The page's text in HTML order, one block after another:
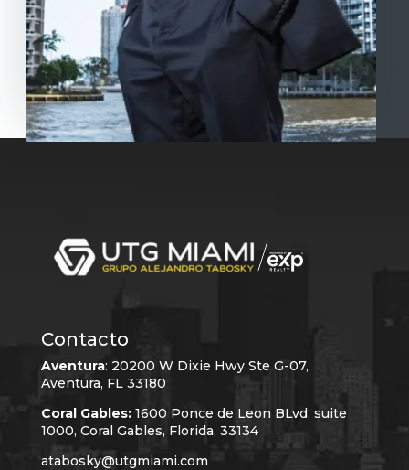
Contacto
Aventura: 20200 W Dixie Hwy Ste G-07,
Aventura, FL 33180
Coral Gables:1600 Ponce de Leon BLvd, suite
1000, Coral Gables, Florida, 33134
atabosky@utgmiami.com